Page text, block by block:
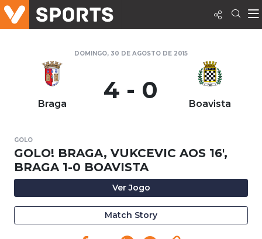
DOMINGO, 30 DE AGOSTO DE 2015
Braga 4 - 0 Boavista
GOLO
GOLO! BRAGA, VUKCEVIC AOS 16',
BRAGA 1-0 BOAVISTA
Ver Jogo
Match Story